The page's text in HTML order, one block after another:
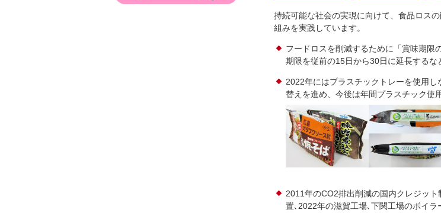
持続可能な社会の実現に向けて、食品ロス
組みを実践しています。
フードロスを削減するために「賞味期限
期限を従前の15日から30日に延長するな
2022年にはプラスチックトレーを使用
替えを進め、今後は年間プラスチック使
2011年のCO2排出削減の国内クレジッ
置､2022年の滋賀工場､下関工場のボイ